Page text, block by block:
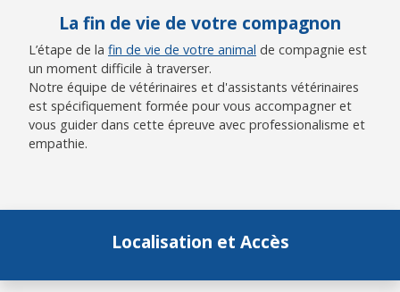
La fin de vie de votre compagnon
L’étape de la fin de vie de votre animal de compagnie est
un moment difficile à traverser.
Notre équipe de vétérinaires et d'assistants vétérinaires
est spécifiquement formée pour vous accompagner et
vous guider dans cette épreuve avec professionalisme et
empathie.
Localisation et Accès